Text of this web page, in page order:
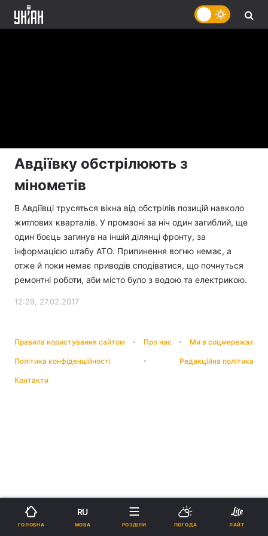
Авдіївку обстрілюють з
мінометів
В Авдіївці трусяться вікна від обстрілів позицій навколо
житлових кварталів. У промзоні за ніч один загиблий, ще
один боєць загинув на іншій ділянці фронту, за
інформацією штабу АТО. Припинення вогню немає, а
отже й поки немає приводів сподіватися, що почнуться
ремонтні роботи, аби місто було з водою та електрикою.
12:29, 27.02.2017
Правила користування сайтом Про нас Ми в соцмережах
Політика конфіденційності Редакційна політика
Контакти
ГОЛОВНА
RU
МОВА РОЗДІЛИ ПОГОДА ЛАЙТ